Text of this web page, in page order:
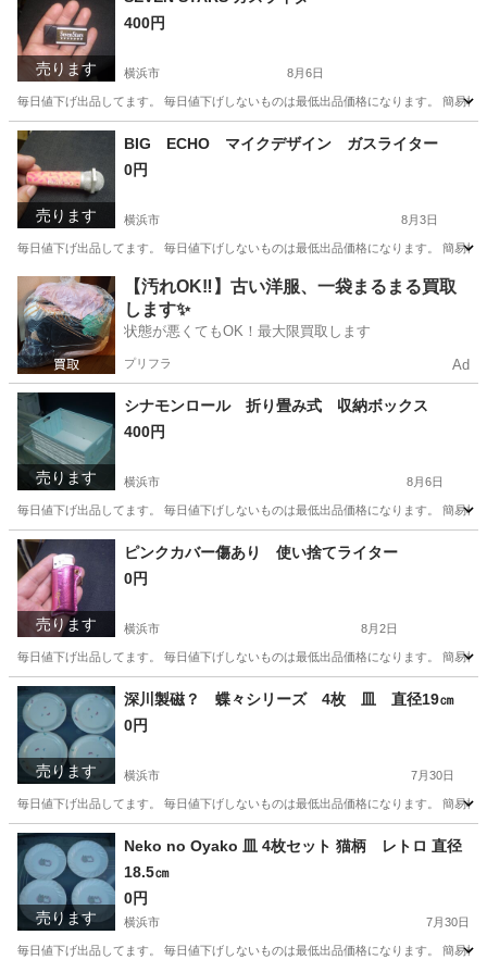
売ります
400円
横浜市 8月6日
毎日値下げ出品してます。 毎日値下げしないものは最低出品価格になります。 簡易
神奈川 横浜市
売ります
BIG ECHO マイクデザイン ガスライター
0円
横浜市 8月3日
毎日値下げ出品してます。 毎日値下げしないものは最低出品価格になります。 簡易
神奈川 横浜市 その他 ガス
【汚れOK‼️】古い洋服、一袋まるまる買取
します✨
状態が悪くてもOK！最大限買取します
プリフラ Ad
売ります
シナモンロール 折り畳み式 収納ボックス
400円
横浜市 8月6日
毎日値下げ出品してます。 毎日値下げしないものは最低出品価格になります。 簡易
神奈川 横浜市 収納家具
売ります
ピンクカバー傷あり 使い捨てライター
0円
横浜市 8月2日
毎日値下げ出品してます。 毎日値下げしないものは最低出品価格になります。 簡易
神奈川 横浜市 その他
売ります
深川製磁？ 蝶々シリーズ 4枚 皿 直径19㎝
0円
横浜市 7月30日
毎日値下げ出品してます。 毎日値下げしないものは最低出品価格になります。 簡易
神奈川 横浜市
売ります
Neko no Oyako 皿 4枚セット 猫柄 レトロ 直径
18.5㎝
0円
横浜市 7月30日
毎日値下げ出品してます。 毎日値下げしないものは最低出品価格になります。 簡易